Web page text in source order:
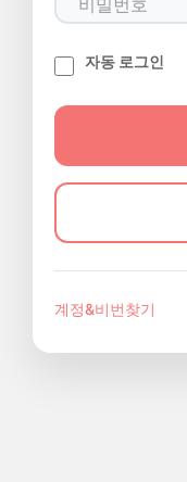
자동 로그인
계정&비번찾기